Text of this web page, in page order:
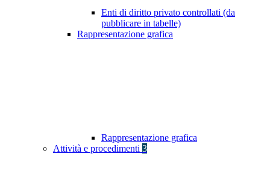
Enti di diritto privato controllati (da
pubblicare in tabelle)
Rappresentazione grafica
Rappresentazione grafica
Attività e procedimenti 3